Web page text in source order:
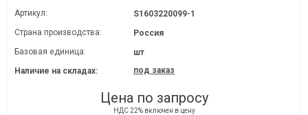
Артикул:
S1603220099-1
Страна производства:
Россия
Базовая единица:
шт
Наличие на складах:
под заказ
Цена по запросу
НДС 22% включен в цену